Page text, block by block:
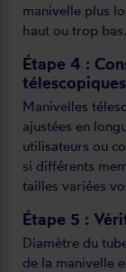
manivelle plus
haut ou trop bas.
Étape 4 :
télescopiques
Manivelles
ajustées en
utilisateurs ou
si différents
tailles variées
Étape 5 :
Diamètre du
de la manivelle